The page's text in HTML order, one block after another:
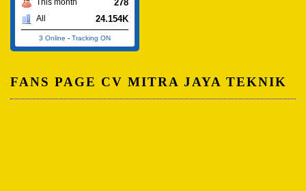
This month 278
All 24.154K
3 Online - Tracking ON
FANS PAGE CV MITRA JAYA TEKNIK